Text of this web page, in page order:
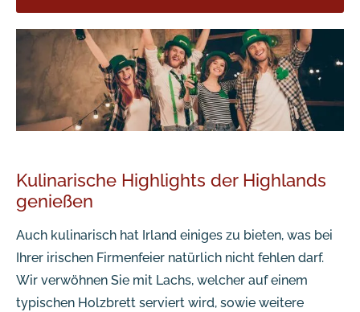
Kulinarische Highlights der Highlands
genießen
Auch kulinarisch hat Irland einiges zu bieten, was bei
Ihrer irischen Firmenfeier natürlich nicht fehlen darf.
Wir verwöhnen Sie mit Lachs, welcher auf einem
typischen Holzbrett serviert wird, sowie weitere